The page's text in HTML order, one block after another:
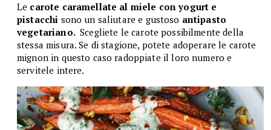
Le carote caramellate al miele con yogurt e
pistacchi sono un saliutare e gustoso antipasto
vegetariano.Scegliete le carote possibilmente della
stessa misura. Se di stagione, potete adoperare le carote
mignon in questo caso radoppiate il loro numero e
servitele intere.